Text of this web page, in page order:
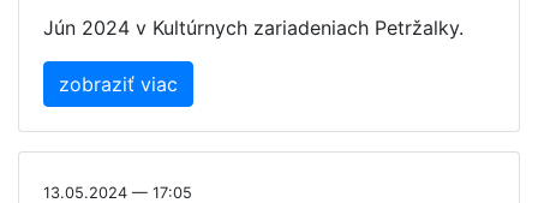
Jún 2024 v Kultúrnych zariadeniach Petržalky.
zobraziť viac
13.05.2024 — 17:05